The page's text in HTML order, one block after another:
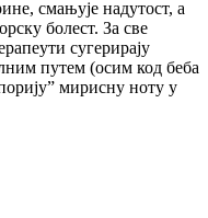
смањује надутост, а
болест. За све
сугерирају
путем (осим код беба
мирисну ноту у